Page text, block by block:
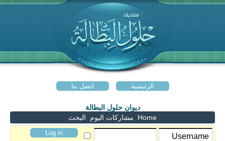
الرئيسية اتصل بنا
ديوان حلول البطالة
Home
مشاركات اليوم البحث